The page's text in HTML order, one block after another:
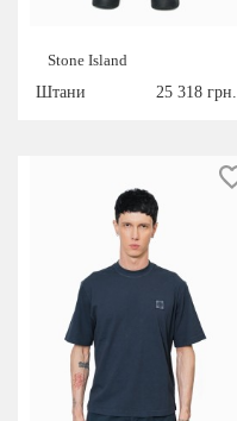
Stone Island
Штани
25 318 грн.